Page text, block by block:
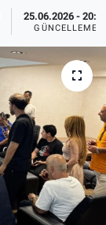
25.06.2026 -
GÜNCELLEME